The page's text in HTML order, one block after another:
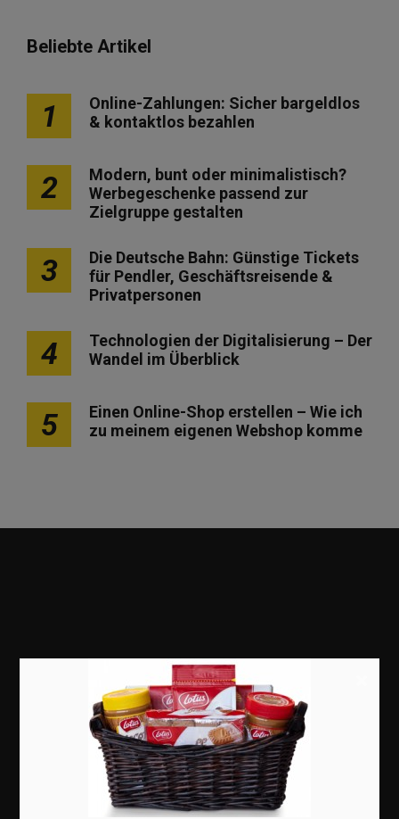
Beliebte Artikel
1
Online-Zahlungen: Sicher bargeldlos
& kontaktlos bezahlen
2
Modern, bunt oder minimalistisch?
Werbegeschenke passend zur
Zielgruppe gestalten
3
Die Deutsche Bahn: Günstige Tickets
für Pendler, Geschäftsreisende &
Privatpersonen
4
Technologien der Digitalisierung – Der
Wandel im Überblick
5
Einen Online-Shop erstellen – Wie ich
zu meinem eigenen Webshop komme
Erfolgsgeschichten